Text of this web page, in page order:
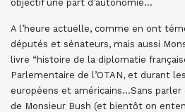
objectif une part d’autonomie…
A l’heure actuelle, comme en ont
députés et sénateurs, mais aussi
livre “histoire de la diplomatie
Parlementaire de l’OTAN, et durant
européens et américains…Sans
de Monsieur Bush (et bientôt on